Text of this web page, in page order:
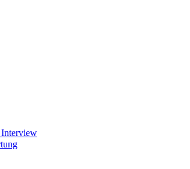
Interview